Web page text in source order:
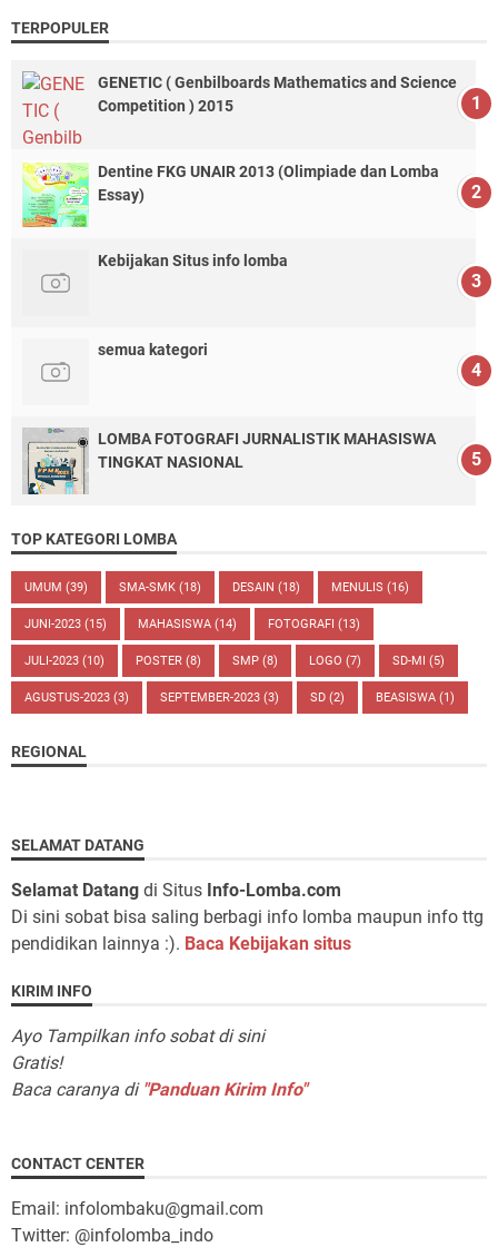
TERPOPULER
GENETIC ( Genbilboards Mathematics and Science
Competition ) 2015
Dentine FKG UNAIR 2013 (Olimpiade dan Lomba
Essay)
Kebijakan Situs info lomba
semua kategori
LOMBA FOTOGRAFI JURNALISTIK MAHASISWA
TINGKAT NASIONAL
TOP KATEGORI LOMBA
UMUM (39) SMA-SMK (18) DESAIN (18) MENULIS (16)
JUNI-2023 (15) MAHASISWA (14) FOTOGRAFI (13)
JULI-2023 (10) POSTER (8) SMP (8) LOGO (7) SD-MI (5)
AGUSTUS-2023 (3) SEPTEMBER-2023 (3) SD (2) BEASISWA (1)
REGIONAL
SELAMAT DATANG
Selamat Datang di Situs Info-Lomba.com
Di sini sobat bisa saling berbagi info lomba maupun info ttg
pendidikan lainnya :). Baca Kebijakan situs
KIRIM INFO
Ayo Tampilkan info sobat di sini
Gratis!
Baca caranya di "Panduan Kirim Info"
CONTACT CENTER
Email: infolombaku@gmail.com
Twitter: @infolomba_indo